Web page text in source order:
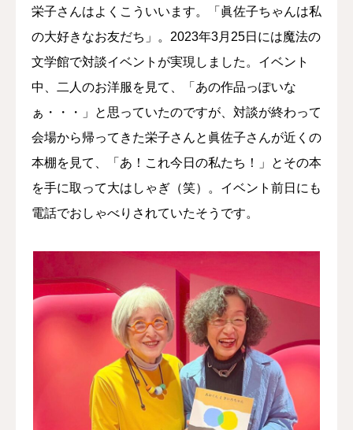
栄子さんはよくこういいます。「眞佐子ちゃんは私
の大好きなお友だち」。2023年3月25日には魔法の
文学館で対談イベントが実現しました。イベント
中、二人のお洋服を見て、「あの作品っぽいな
ぁ・・・」と思っていたのですが、対談が終わって
会場から帰ってきた栄子さんと眞佐子さんが近くの
本棚を見て、「あ！これ今日の私たち！」とその本
を手に取って大はしゃぎ（笑）。イベント前日にも
電話でおしゃべりされていたそうです。